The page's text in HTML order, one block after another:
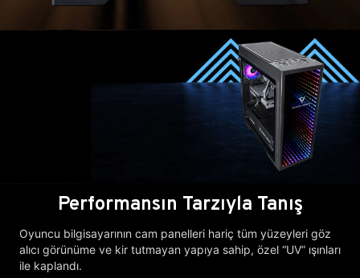
Performansın Tarzıyla Tanış
Oyuncu bilgisayarının cam panelleri hariç tüm yüzeyleri göz
alıcı görünüme ve kir tutmayan yapıya sahip, özel “UV” ışınları
ile kaplandı.